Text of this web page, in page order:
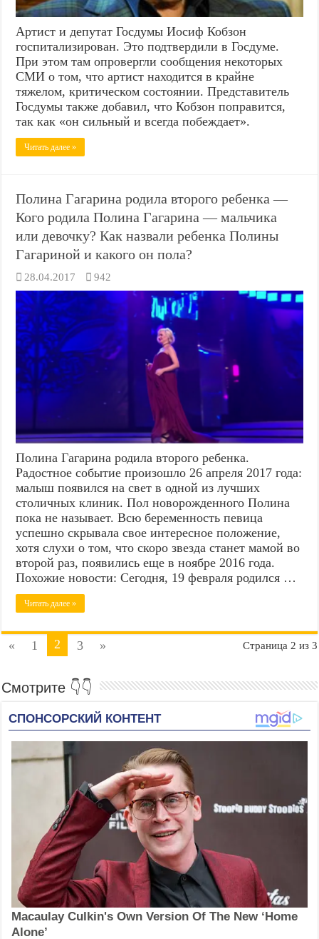
Артист и депутат Госдумы Иосиф Кобзон
госпитализирован. Это подтвердили в Госдуме.
При этом там опровергли сообщения некоторых
СМИ о том, что артист находится в крайне
тяжелом, критическом состоянии. Представитель
Госдумы также добавил, что Кобзон поправится,
так как «он сильный и всегда побеждает».
Читать далее »
Полина Гагарина родила второго ребенка —
Кого родила Полина Гагарина — мальчика
или девочку? Как назвали ребенка Полины
Гагариной и какого он пола?
28.04.2017 942
Полина Гагарина родила второго ребенка.
Радостное событие произошло 26 апреля 2017 года:
малыш появился на свет в одной из лучших
столичных клиник. Пол новорожденного Полина
пока не называет. Всю беременность певица
успешно скрывала свое интересное положение,
хотя слухи о том, что скоро звезда станет мамой во
второй раз, появились еще в ноябре 2016 года.
Похожие новости: Сегодня, 19 февраля родился …
Читать далее »
Страница 2 из 3
« 1 2 3 »
Смотрите 👇👇